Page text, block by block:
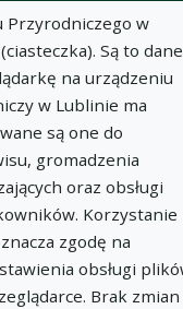
w
Są to dane
na urządzeniu
w Lublinie ma
są one do
gromadzenia
oraz obsługi
Korzystanie
zgodę na
obsługi
Brak zmian